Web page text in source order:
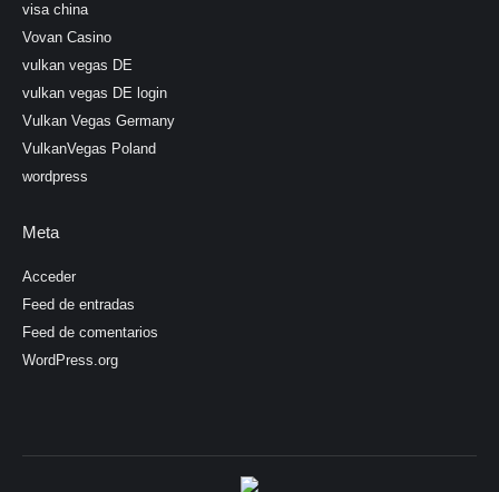
visa china
Vovan Casino
vulkan vegas DE
vulkan vegas DE login
Vulkan Vegas Germany
VulkanVegas Poland
wordpress
Meta
Acceder
Feed de entradas
Feed de comentarios
WordPress.org